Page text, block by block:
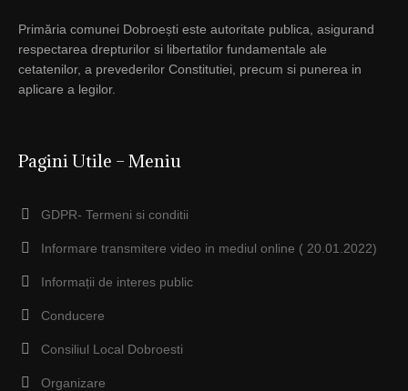
Primăria comunei Dobroești este autoritate publica, asigurand
respectarea drepturilor si libertatilor fundamentale ale
cetatenilor, a prevederilor Constitutiei, precum si punerea in
aplicare a legilor.
Pagini Utile – Meniu
GDPR- Termeni si conditii
Informare transmitere video in mediul online ( 20.01.2022)
Informații de interes public
Conducere
Consiliul Local Dobroesti
Organizare